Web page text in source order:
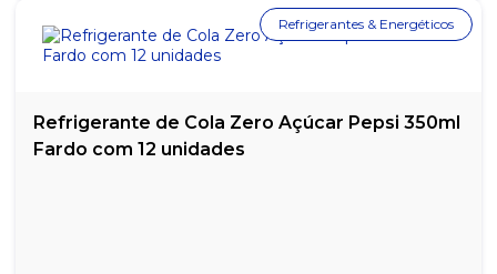
Refrigerante de Cola Zero Açúcar Pepsi 350ml
Fardo com 12 unidades
Refrigerantes & Energéticos